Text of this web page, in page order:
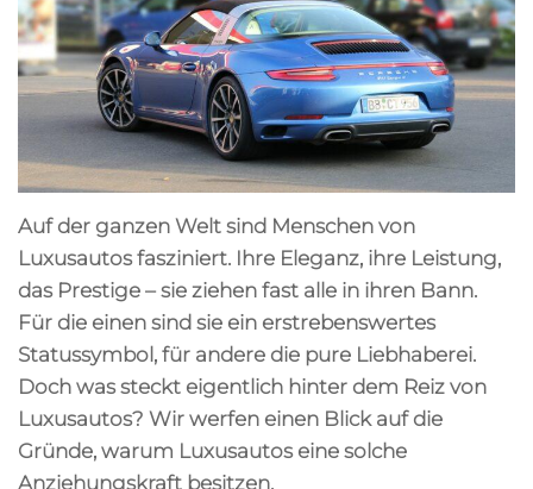
Auf der ganzen Welt sind Menschen von
Luxusautos fasziniert. Ihre Eleganz, ihre Leistung,
das Prestige – sie ziehen fast alle in ihren Bann.
Für die einen sind sie ein erstrebenswertes
Statussymbol, für andere die pure Liebhaberei.
Doch was steckt eigentlich hinter dem Reiz von
Luxusautos? Wir werfen einen Blick auf die
Gründe, warum Luxusautos eine solche
Anziehungskraft besitzen.